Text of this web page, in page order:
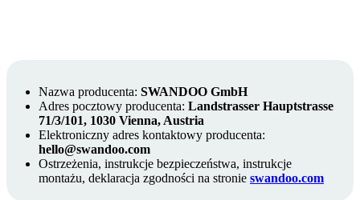
Nazwa producenta: SWANDOO GmbH
Adres pocztowy producenta: Landstrasser Hauptstrasse
71/3/101, 1030 Vienna, Austria
Elektroniczny adres kontaktowy producenta:
hello@swandoo.com
Ostrzeżenia, instrukcje bezpieczeństwa, instrukcje
montażu, deklaracja zgodności na stronie swandoo.com